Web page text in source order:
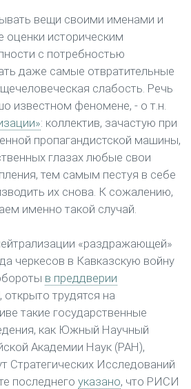
вещи своими именами и
оценки историческим
с потребностью
даже самые отвратительные
слабость. Речь
известном феномене, - о т.н.
: коллектив, зачастую при
пропагандистской машины,
глазах любые свои
тем самым пестуя в себе
их снова. К сожалению,
именно такой случай.
«раздражающей»
черкесов в Кавказскую войну
в преддверии
трудятся на
такие государственные
как Южный Научный
Академии Наук (РАН),
Стратегических Исследований
последнего указано, что РИСИ